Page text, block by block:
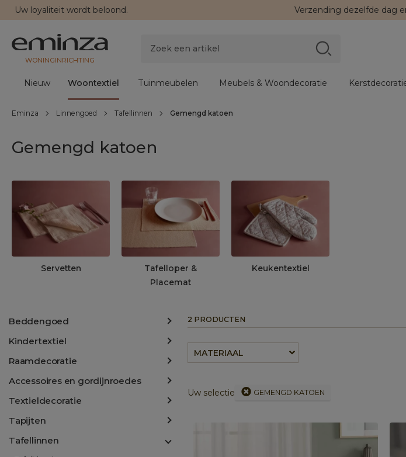
Uw loyaliteit wordt beloond. Verzending dezelfde dag
WONINGINRICHTING
Nieuw Woontextiel Tuinmeubelen Meubels & Woondecoratie
Eminza Linnengoed Tafellinnen Gemengd katoen
Gemengd katoen
Servetten
Tafelloper &
Placemat
Keukentextiel
Beddengoed
Kindertextiel
Raamdecoratie
Accessoires en gordijnroedes
Textieldecoratie
Tapijten
Tafellinnen
2 PRODUCTEN
MATERIAAL
Uw selectie GEMENGD KATOEN